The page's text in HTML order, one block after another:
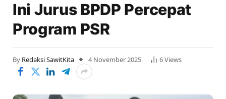
Ini Jurus BPDP Percepat
Program PSR
By Redaksi SawitKita 4 November 2025 6Views